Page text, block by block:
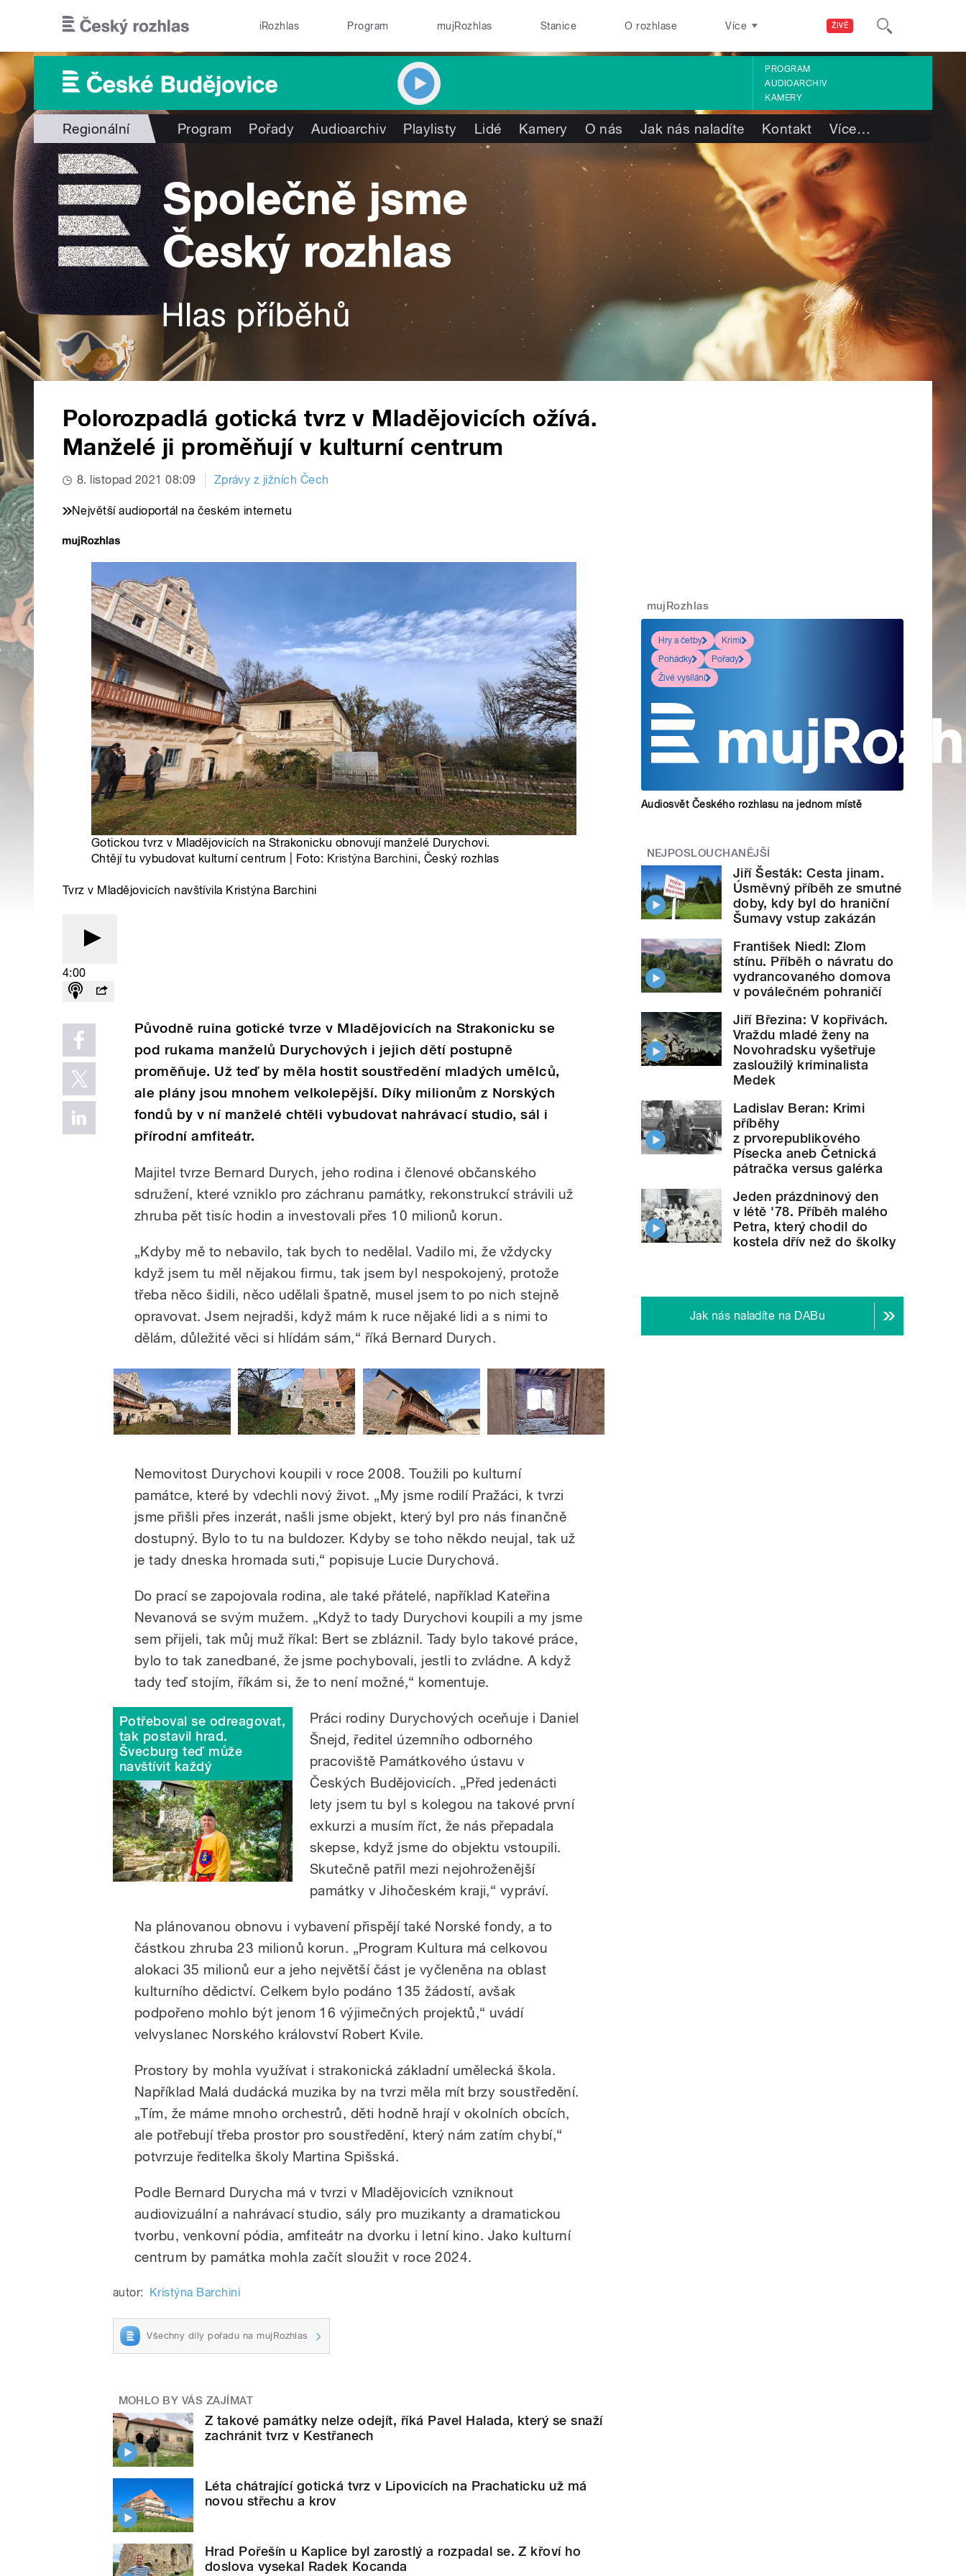
ŽIVĚ
iRozhlas Program mujRozhlas Stanice O rozhlase Více
PROGRAM
AUDIOARCHIV
KAMERY
Regionální Program Pořady Audioarchiv Playlisty Lidé Kamery O nás Jak nás naladíte Kontakt Více…
Polorozpadlá gotická tvrz v Mladějovicích ožívá.
Manželé ji proměňují v kulturní centrum
8. listopad 2021 08:09 Zprávy z jižních Čech
Největší audioportál na českém internetu
Gotickou tvrz v Mladějovicích na Strakonicku obnovují manželé Durychovi.
Chtějí tu vybudovat kulturní centrum | Foto: Kristýna Barchini, Český rozhlas
Tvrz v Mladějovicích navštívila Kristýna Barchini
4:00
Původně ruina gotické tvrze v Mladějovicích na Strakonicku se
pod rukama manželů Durychových i jejich dětí postupně
proměňuje. Už teď by měla hostit soustředění mladých umělců,
ale plány jsou mnohem velkolepější. Díky milionům z Norských
fondů by v ní manželé chtěli vybudovat nahrávací studio, sál i
přírodní amfiteátr.
Majitel tvrze Bernard Durych, jeho rodina i členové občanského
sdružení, které vzniklo pro záchranu památky, rekonstrukcí strávili už
zhruba pět tisíc hodin a investovali přes 10 milionů korun.
„Kdyby mě to nebavilo, tak bych to nedělal. Vadilo mi, že vždycky
když jsem tu měl nějakou firmu, tak jsem byl nespokojený, protože
třeba něco šidili, něco udělali špatně, musel jsem to po nich stejně
opravovat. Jsem nejradši, když mám k ruce nějaké lidi a s nimi to
dělám, důležité věci si hlídám sám,“ říká Bernard Durych.
Nemovitost Durychovi koupili v roce 2008. Toužili po kulturní
památce, které by vdechli nový život. „My jsme rodilí Pražáci, k tvrzi
jsme přišli přes inzerát, našli jsme objekt, který byl pro nás finančně
dostupný. Bylo to tu na buldozer. Kdyby se toho někdo neujal, tak už
je tady dneska hromada suti,“ popisuje Lucie Durychová.
Do prací se zapojovala rodina, ale také přátelé, například Kateřina
Nevanová se svým mužem. „Když to tady Durychovi koupili a my jsme
sem přijeli, tak můj muž říkal: Bert se zbláznil. Tady bylo takové práce,
bylo to tak zanedbané, že jsme pochybovali, jestli to zvládne. A když
tady teď stojím, říkám si, že to není možné,“ komentuje.
Potřeboval se odreagovat,
tak postavil hrad.
Švecburg teď může
navštívit každý
Práci rodiny Durychových oceňuje i Daniel
Šnejd, ředitel územního odborného
pracoviště Památkového ústavu v
Českých Budějovicích. „Před jedenácti
lety jsem tu byl s kolegou na takové první
exkurzi a musím říct, že nás přepadala
skepse, když jsme do objektu vstoupili.
Skutečně patřil mezi nejohroženější
památky v Jihočeském kraji,“ vypráví.
Na plánovanou obnovu i vybavení přispějí také Norské fondy, a to
částkou zhruba 23 milionů korun. „Program Kultura má celkovou
alokaci 35 milionů eur a jeho největší část je vyčleněna na oblast
kulturního dědictví. Celkem bylo podáno 135 žádostí, avšak
podpořeno mohlo být jenom 16 výjimečných projektů,“ uvádí
velvyslanec Norského království Robert Kvile.
Prostory by mohla využívat i strakonická základní umělecká škola.
Například Malá dudácká muzika by na tvrzi měla mít brzy soustředění.
„Tím, že máme mnoho orchestrů, děti hodně hrají v okolních obcích,
ale potřebují třeba prostor pro soustředění, který nám zatím chybí,“
potvrzuje ředitelka školy Martina Spišská.
Podle Bernard Durycha má v tvrzi v Mladějovicích vzniknout
audiovizuální a nahrávací studio, sály pro muzikanty a dramatickou
tvorbu, venkovní pódia, amfiteátr na dvorku i letní kino. Jako kulturní
centrum by památka mohla začít sloužit v roce 2024.
autor: Kristýna Barchini
Všechny díly pořadu na mujRozhlas
MOHLO BY VÁS ZAJÍMAT
Z takové památky nelze odejít, říká Pavel Halada, který se snaží
zachránit tvrz v Kestřanech
Léta chátrající gotická tvrz v Lipovicích na Prachaticku už má
novou střechu a krov
Hrad Pořešín u Kaplice byl zarostlý a rozpadal se. Z křoví ho
doslova vysekal Radek Kocanda
mujRozhlas
Hry a četby
Krimi
Pohádky
Pořady
Živé vysílání
Audiosvět Českého rozhlasu na jednom místě
NEJPOSLOUCHANĚJŠÍ
Jiří Šesták: Cesta jinam.
Úsměvný příběh ze smutné
doby, kdy byl do hraniční
Šumavy vstup zakázán
František Niedl: Zlom
stínu. Příběh o návratu do
vydrancovaného domova
v poválečném pohraničí
Jiří Březina: V kopřivách.
Vraždu mladé ženy na
Novohradsku vyšetřuje
zasloužilý kriminalista
Medek
Ladislav Beran: Krimi
příběhy
z prvorepublikového
Písecka aneb Četnická
pátračka versus galérka
Jeden prázdninový den
v létě '78. Příběh malého
Petra, který chodil do
kostela dřív než do školky
Jak nás naladíte na DABu